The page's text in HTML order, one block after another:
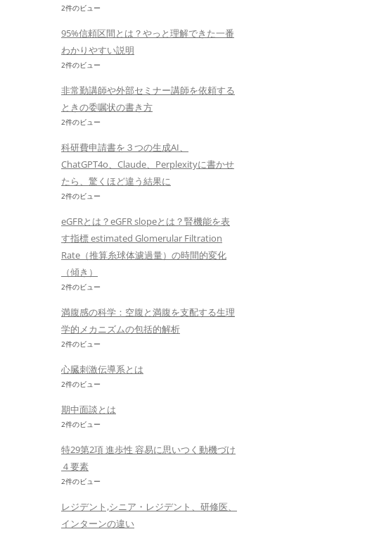
2件のビュー
95%信頼区間とは？やっと理解できた一番
わかりやすい説明
2件のビュー
非常勤講師や外部セミナー講師を依頼する
ときの委嘱状の書き方
2件のビュー
科研費申請書を３つの生成AI、
ChatGPT4o、Claude、Perplexityに書かせ
たら、驚くほど違う結果に
2件のビュー
eGFRとは？eGFR slopeとは？腎機能を表
す指標 estimated Glomerular Filtration
Rate（推算糸球体濾過量）の時間的変化
（傾き）
2件のビュー
満腹感の科学：空腹と満腹を支配する生理
学的メカニズムの包括的解析
2件のビュー
心臓刺激伝導系とは
2件のビュー
期中面談とは
2件のビュー
特29第2項 進歩性 容易に思いつく動機づけ
４要素
2件のビュー
レジデント,シニア・レジデント、研修医、
インターンの違い